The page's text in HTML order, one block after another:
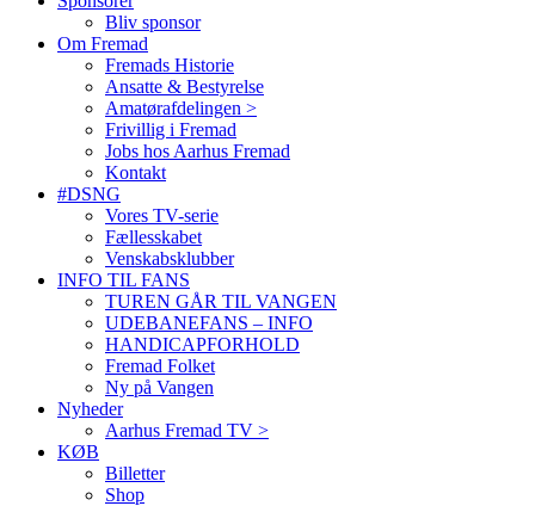
Bliv sponsor
Om Fremad
Fremads Historie
Ansatte & Bestyrelse
Amatørafdelingen >
Frivillig i Fremad
Jobs hos Aarhus Fremad
Kontakt
#DSNG
Vores TV-serie
Fællesskabet
Venskabsklubber
INFO TIL FANS
TUREN GÅR TIL VANGEN
UDEBANEFANS – INFO
HANDICAPFORHOLD
Fremad Folket
Ny på Vangen
Nyheder
Aarhus Fremad TV >
KØB
Billetter
Shop